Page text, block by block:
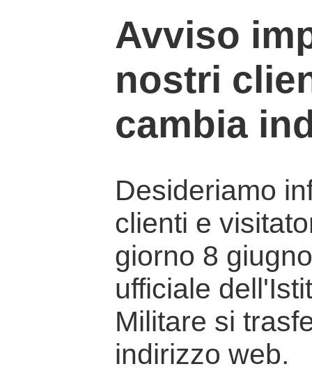
Avviso
nostri
cambia
Desideriamo
clienti e
giorno 8
ufficiale
Militare si
indirizzo web.